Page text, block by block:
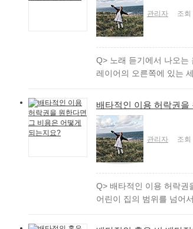
관리자 조회
Q> 노래 듣기에서 나오는
레이어의 오른쪽에 있는
배타적인 이용 허락권
관리자 조회
Q> 배타적인 이용 허락권
어린이 집의 범위를 넘어